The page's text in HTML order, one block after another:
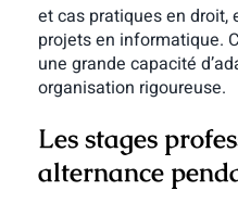
et cas pratiques en droit,
projets en informatique.
une grande capacité
organisation rigoureuse.
Les stages
alternance